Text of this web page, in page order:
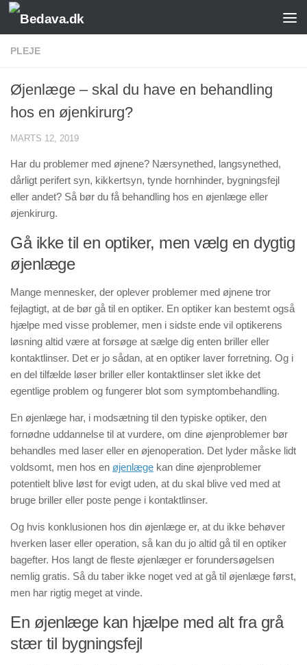
Skip to content
PLEJE
Øjenlæge – skal du have en behandling
hos en øjenkirurg?
MARTS 12, 2019
Har du problemer med øjnene? Nærsynethed, langsynethed,
dårligt perifert syn, kikkertsyn, tynde hornhinder, bygningsfejl
eller andet? Så bør du få behandling hos en øjenlæge eller
øjenkirurg.
Gå ikke til en optiker, men vælg en dygtig
øjenlæge
Mange mennesker, der oplever problemer med øjnene tror
fejlagtigt, at de bør gå til en optiker. En optiker kan bestemt også
hjælpe med visse problemer, men i sidste ende vil optikerens
løsning altid være at forsøge at sælge dig enten briller eller
kontaktlinser. Det er jo sådan, at en optiker laver forretning. Og i
en del tilfælde løser briller eller kontaktlinser slet ikke det
egentlige problem og fungerer blot som symptombehandling.
En øjenlæge har, i modsætning til den typiske optiker, den
fornødne uddannelse til at vurdere, om dine øjenproblemer bør
behandles med laser eller en øjenoperation. Det lyder måske lidt
voldsomt, men hos en øjenlæge kan dine øjenproblemer
potentielt blive løst for evigt uden, at du skal blive ved med at
bruge briller eller poste penge i kontaktlinser.
Og hvis konklusionen hos din øjenlæge er, at du ikke behøver
hverken laser eller operation, så kan du jo altid gå til en optiker
bagefter. Hos langt de fleste øjenlæger er forundersøgelsen
nemlig gratis. Så du taber ikke noget ved at gå til øjenlæge først,
men har rigtig meget at vinde.
En øjenlæge kan hjælpe med alt fra grå
stær til bygningsfejl